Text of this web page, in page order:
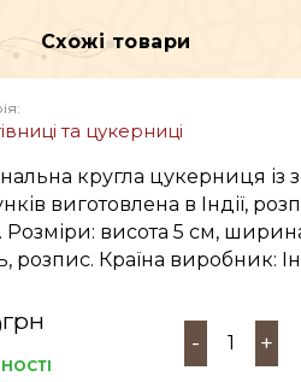
Схожі товари
та цукерниці
кругла цукерниця із
виготовлена ​​в Індії,
Розміри: висота 5 см,
розпис. Країна виробник:
грн
- +